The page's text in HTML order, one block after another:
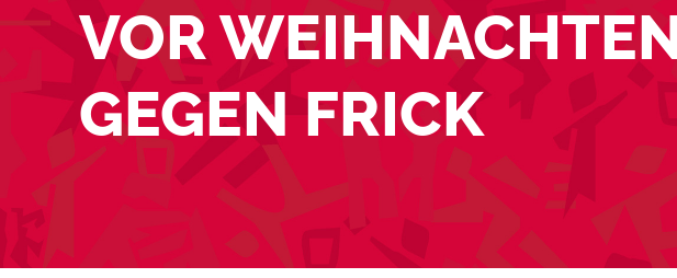
VOR
GEGEN FRICK